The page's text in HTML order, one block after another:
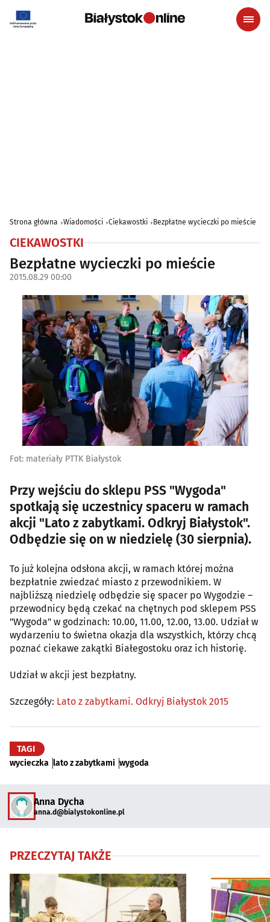
Strona główna Wiadomości Ciekawostki Bezpłatne wycieczki po mieście
CIEKAWOSTKI
Bezpłatne wycieczki po mieście
2015.08.29 00:00
Fot: materiały PTTK Białystok
Przy wejściu do sklepu PSS "Wygoda"
spotkają się uczestnicy spaceru w ramach
akcji "Lato z zabytkami. Odkryj Białystok".
Odbędzie się on w niedzielę (30 sierpnia).
To już kolejna odsłona akcji, w ramach której można
bezpłatnie zwiedzać miasto z przewodnikiem. W
najbliższą niedzielę odbędzie się spacer po Wygodzie –
przewodnicy będą czekać na chętnych pod sklepem PSS
"Wygoda" w godzinach: 10.00, 11.00, 12.00, 13.00. Udział w
wydarzeniu to świetna okazja dla wszystkich, którzy chcą
poznać ciekawe zakątki Białegostoku oraz ich historię.
Udział w akcji jest bezpłatny.
Szczegóły: Lato z zabytkami. Odkryj Białystok 2015
TAGI
wycieczka lato z zabytkami wygoda
Anna Dycha
anna.d@bialystokonline.pl
PRZECZYTAJ TAKŻE